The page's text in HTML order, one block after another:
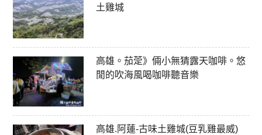
土雞城
高雄。茄萣》倆小無猜露天咖啡。悠
閒的吹海風喝咖啡聽音樂
高雄.阿蓮-古味土雞城(豆乳雞最威)